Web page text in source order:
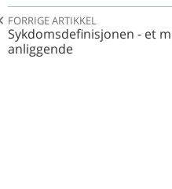
APLF-kurs: Legen og
NSAMs forfatterstipend
Bokanmeldelse:
FORRIGE ARTIKKEL
Sykdomsdefinisjonen - et
anliggende